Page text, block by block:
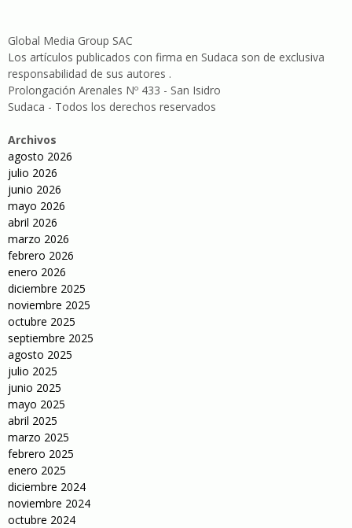
Global Media Group SAC
Los artículos publicados con firma en Sudaca son de exclusiva
responsabilidad de sus autores .
Prolongación Arenales Nº 433 - San Isidro
Sudaca - Todos los derechos reservados
Archivos
agosto 2026
julio 2026
junio 2026
mayo 2026
abril 2026
marzo 2026
febrero 2026
enero 2026
diciembre 2025
noviembre 2025
octubre 2025
septiembre 2025
agosto 2025
julio 2025
junio 2025
mayo 2025
abril 2025
marzo 2025
febrero 2025
enero 2025
diciembre 2024
noviembre 2024
octubre 2024